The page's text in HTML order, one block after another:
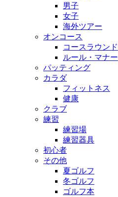
男子
女子
海外ツアー
オンコース
コースラウンド
ルール・マナー
パッティング
カラダ
フィットネス
健康
クラブ
練習
練習場
練習器具
初心者
その他
夏ゴルフ
冬ゴルフ
ゴルフ本